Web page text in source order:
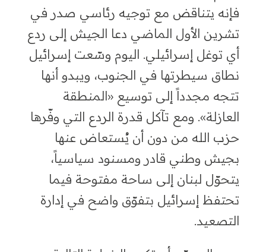
فإنه يتناقض مع توجيه رئاسي صدر في
تشرين الأول الماضي دعا الجيش إلى ردع
أي توغل إسرائيلي. اليوم وسّعت إسرائيل
نطاق سيطرتها في الجنوب، ويبدو أنها
تتجه مجدداً إلى توسيع «المنطقة
العازلة». ومع تآكل قدرة الردع التي وفّرها
حزب الله من دون أن يُستعاض عنها
بجيش وطني قادر ومسنود سياسياً،
يتحوّل لبنان إلى ساحة مفتوحة فيما
تحتفظ إسرائيل بتفوّق واضح في إدارة
التصعيد.